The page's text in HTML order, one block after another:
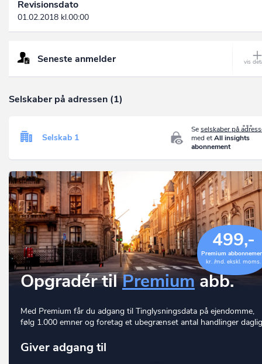
Revisionsdato
01.02.2018 kl.00:00
Seneste anmelder
Selskaber på adressen (1)
Seselskaber på
med etAll insights
abonnement
Selskab 1
499,-
Premium
kr. /md. ekskl. moms.
Opgradér tilPremium abb.
Med Premium får du adgang til Tinglysningsdata på ejendomme,
følg 1.000 emner og foretag et ubegrænset antal handlinger
Giver adgang til